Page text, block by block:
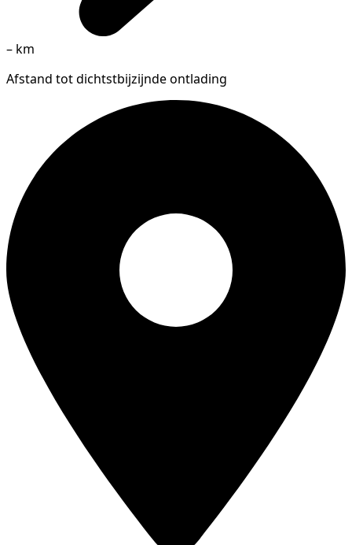
– km
Afstand tot dichtstbijzijnde ontlading